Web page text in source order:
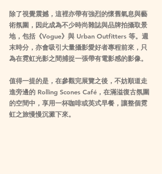
除了視覺震撼，這裡亦帶有強烈的懷舊氣息與藝
術氛圍，因此成為不少時尚雜誌與品牌拍攝取景
地，包括《Vogue》與 Urban Outfitters 等。週
末時分，亦會吸引大量攝影愛好者專程前來，只
為在霓虹光影之間捕捉一張帶有電影感的影像。
值得一提的是，在參觀完展覽之後，不妨順道走
進旁邊的 Rolling Scones Café，在滿溢復古氛圍
的空間中，享用一杯咖啡或英式早餐，讓整個霓
虹之旅慢慢沉澱下來。